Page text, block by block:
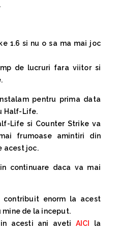
1.6 si nu o sa ma mai joc
de lucruri fara viitor si
pentru prima data
Half-Life.
Life si Counter Strike va
frumoase amintiri din
acest joc.
continuare daca va mai
enorm la acest
mine de la inceput.
acesti ani aveti AICI
la